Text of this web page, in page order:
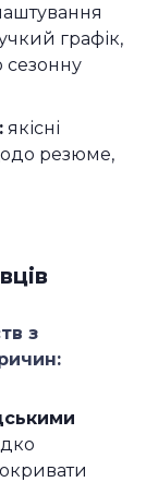
графік,
сезонну
якісні
резюме,
з